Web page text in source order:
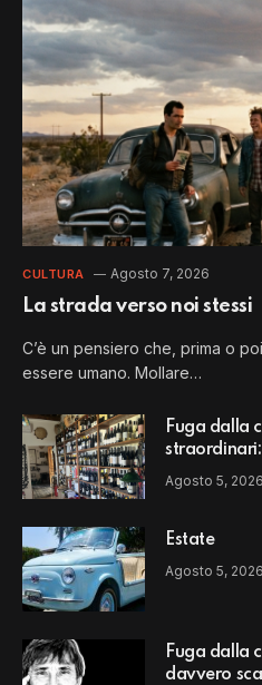
CULTURA Agosto 7, 2026
La strada verso noi stessi
C’è un pensiero che, prima o
essere umano. Mollare…
Fuga dalla
Agosto 5, 2026
Estate
Agosto 5, 2026
Fuga dalla
davvero